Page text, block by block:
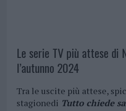
Le serie TV più attese di
l’autunno 2024
Tra le uscite più attese,
stagionedi Tutto chiede